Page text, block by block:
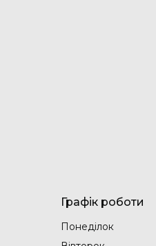
Графік роботи
Понеділок